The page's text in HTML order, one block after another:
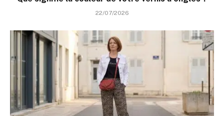
22/07/2026